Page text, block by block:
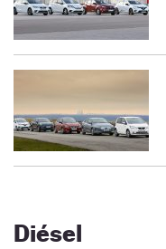
Diésel